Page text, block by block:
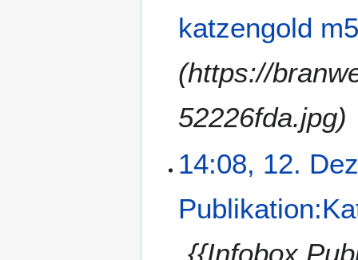
katzengold
(https://
52226fda.jpg)
14:08, 12.
„{{Infobox